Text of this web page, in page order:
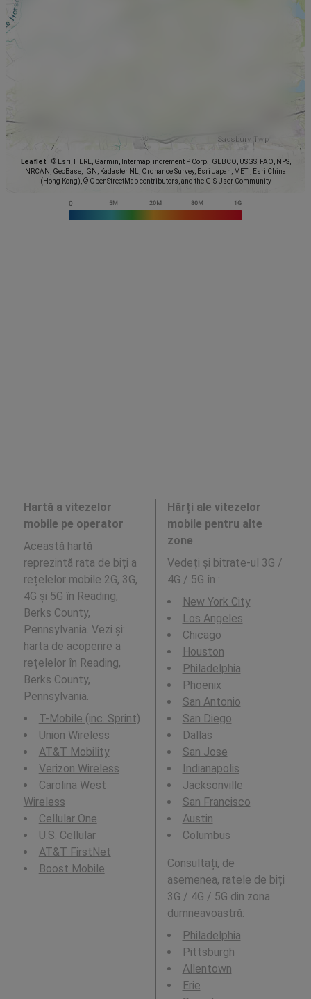
Leaflet
© Esri, HERE, Garmin, Intermap, increment P Corp., GEBCO, USGS, FAO, NPS,
NRCAN, GeoBase, IGN, Kadaster NL, Ordnance Survey, Esri Japan, METI, Esri China
(Hong Kong), © OpenStreetMap contributors, and the GIS User Community
Hartă a vitezelor
mobile pe operator
Această hartă
reprezintă rata de biți a
rețelelor mobile 2G, 3G,
4G și 5G în Reading,
Berks County,
Pennsylvania. Vezi și:
harta de acoperire a
rețelelor în Reading,
Berks County,
Pennsylvania.
T-Mobile (inc. Sprint)
Union Wireless
AT&T Mobility
Verizon Wireless
Carolina West
Wireless
Cellular One
U.S. Cellular
AT&T FirstNet
Boost Mobile
Hărți ale vitezelor
mobile pentru alte
zone
Vedeți și bitrate-ul 3G /
4G / 5G în :
New York City
Los Angeles
Chicago
Houston
Philadelphia
Phoenix
San Antonio
San Diego
Dallas
San Jose
Indianapolis
Jacksonville
San Francisco
Austin
Columbus
Consultați, de
asemenea, ratele de biți
3G / 4G / 5G din zona
dumneavoastră:
Philadelphia
Pittsburgh
Allentown
Erie